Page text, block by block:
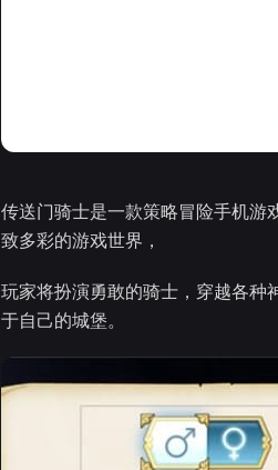
传送门骑士是一款策略冒险手机游
致多彩的游戏世界，
玩家将扮演勇敢的骑士，穿越各种
于自己的城堡。